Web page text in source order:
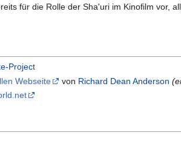
für die Rolle der Sha'uri im Kinofilm vor,
Project
Webseite von Richard Dean Anderson